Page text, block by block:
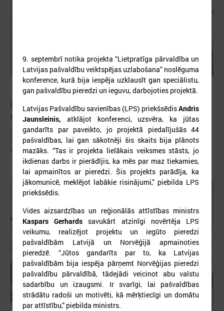
2026. gada 30. jūlijs
Latvijas Pašvaldību savienības un Iekšlietu
ministrijas sarunas
Latvijas Pašvaldību savienība aicina piedalīties Iekšlietu ministrijas un
Latvijas Pašvaldību savienības sarunās, kas notiks šī gada 5. augustā
plkst. 14:30 LPS 4. stāva zālē (Mazā Pils iela 1, Rīga).
9. septembrī notika projekta “Lietpratīga pārvaldība un
Latvijas pašvaldību veiktspējas uzlabošana” noslēguma
konference, kurā bija iespēja uzklausīt gan speciālistu,
gan pašvaldību pieredzi un ieguvu, darbojoties projektā.
Latvijas Pašvaldību savienības (LPS) priekšsēdisAndris
Jaunsleinis, atklājot konferenci, uzsvēra, ka jūtas
gandarīts par paveikto, jo projektā piedalījušās 44
pašvaldības, lai gan sākotnēji šis skaits bija plānots
mazāks. “Tas ir projekta lielākais veiksmes stāsts, jo
ikdienas darbs ir pierādījis, ka mēs par maz tiekamies,
lai apmainītos ar pieredzi. Šis projekts parādīja, ka
jākomunicē, meklējot labākie risinājumi,” piebilda LPS
priekšsēdis.
Vides aizsardzības un reģionālās attīstības ministrs
Kaspars Gerhards savukārt atzinīgi novērtēja LPS
veikumu, realizējot projektu un iegūto pieredzi
pašvaldībām Latvijā un Norvēģijā apmainoties
pieredzē. “Jūtos gandarīts par to, ka Latvijas
pašvaldībām bija iespēja pārņemt Norvēģijas pieredzi
pašvaldību pārvaldībā, tādejādi veicinot abu valstu
sadarbību un izaugsmi. Ir svarīgi, lai pašvaldības
strādātu radoši un motivēti, kā mērķtiecīgi un domātu
par attīstību,” piebilda ministrs.